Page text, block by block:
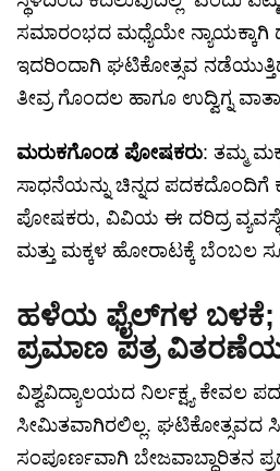
ಸಮಾರಂಭದ ಮಧ್ಯೆಯೇ ನ್ಯಾಯಕ್ಕಾಗಿ
ಇದರಿಂದಾಗಿ ಘಟಿಕೋತ್ಸವ
ತೀವ್ರ ಗೊಂದಲ ಹಾಗೂ ಉದ್ವಿಗ್ನ
ಮರುಕಗೊಂಡ ಪೋಷಕರು: ತಮ್ಮ
ಸಾಧನೆಯನ್ನು ಚಿನ್ನದ ಪದಕದೊಂದಿಗೆ
ಪೋಷಕರು, ವಿವಿಯ ಈ ದರಿದ್ರ
ಮತ್ತು ಮಕ್ಕಳ ಹೋರಾಟಕ್ಕೆ ಬೆಂಬಲ
ಹಳೆಯ ಫೈಲ್‌ಗಳ ಬಳಕೆ;
ಪ್ರಮಾಣ ಪತ್ರ
ವಿಶ್ವವಿದ್ಯಾಲಯದ ನಿರ್ಲಕ್ಷ್ಯ ಕೇವಲ
ಸೀಮಿತವಾಗಿರಲಿಲ್ಲ. ಘಟಿಕೋತ್ಸವದ
ಸಂಪೂರ್ಣವಾಗಿ ಬೇಜವಾಬ್ದಾರಿತನ